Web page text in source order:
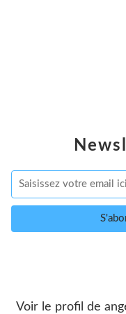
Voir le profil de